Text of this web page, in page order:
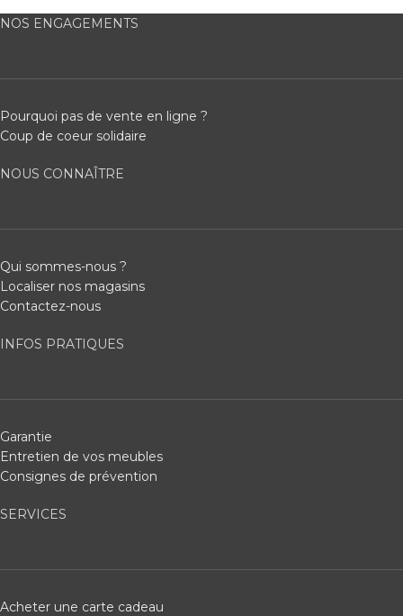
NOS ENGAGEMENTS
Pourquoi pas de vente en ligne ?
Coup de coeur solidaire
NOUS CONNAÎTRE
Qui sommes-nous ?
Localiser nos magasins
Contactez-nous
INFOS PRATIQUES
Garantie
Entretien de vos meubles
Consignes de prévention
SERVICES
Acheter une carte cadeau